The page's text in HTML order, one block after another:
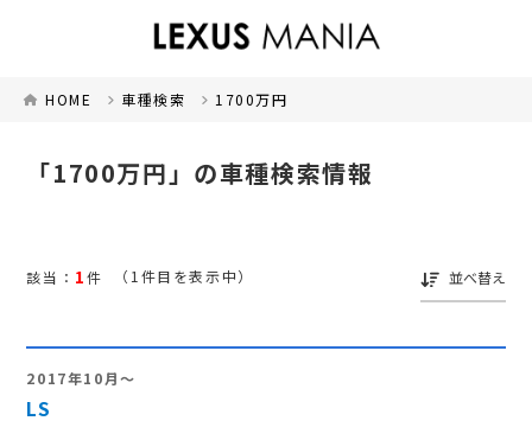
HOME 車種検索 1700万円
「1700万円」の車種検索情報
該当： 1件 （1件目を表示中） 並べ替え
2017年10月～
LS